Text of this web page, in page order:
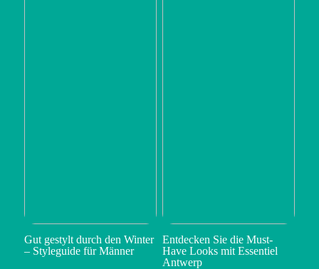
Gut gestylt durch den Winter
– Styleguide für Männer
Entdecken Sie die Must-
Have Looks mit Essentiel
Antwerp